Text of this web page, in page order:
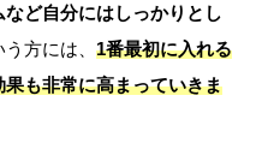
ど自分にはしっかりとし
う方には、 1番最初に入れる
も非常に高まっていきま